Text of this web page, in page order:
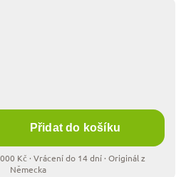
Přidat do košíku